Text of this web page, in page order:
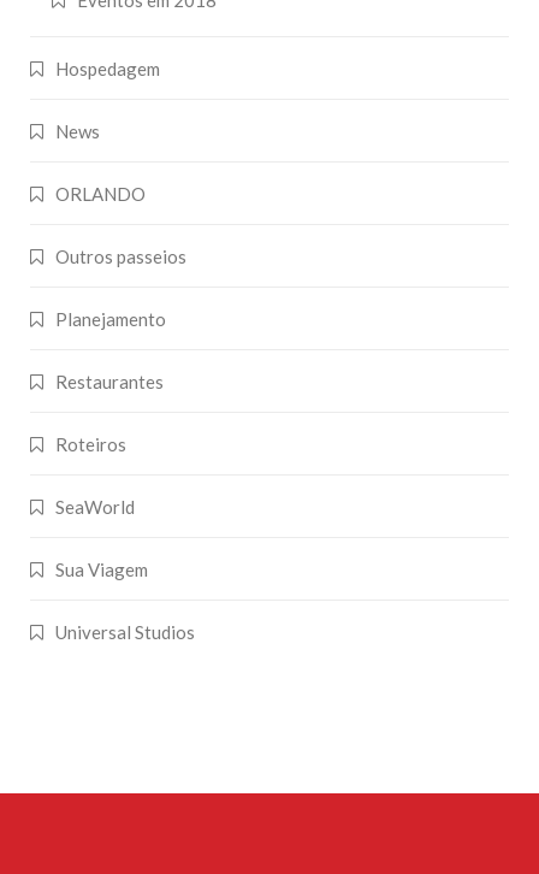
Hospedagem
News
ORLANDO
Outros passeios
Planejamento
Restaurantes
Roteiros
SeaWorld
Sua Viagem
Universal Studios